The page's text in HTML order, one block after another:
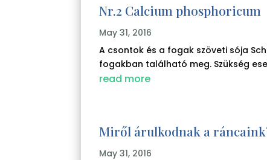
Nr.2 Calcium phosphoricum
May 31, 2016
A csontok és a fogak szöveti sója
fogakban található meg. Szükség
read more
Miről árulkodnak a
May 31, 2016